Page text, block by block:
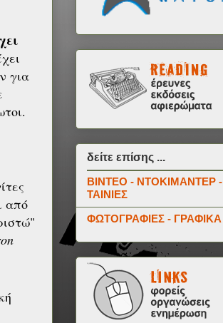
για
από
δείτε επίσης ...
ΒΙΝΤΕΟ - ΝΤΟΚΙΜΑΝΤΕΡ -
ΤΑΙΝΙΕΣ
ΦΩΤΟΓΡΑΦΙΕΣ - ΓΡΑΦΙΚΑ